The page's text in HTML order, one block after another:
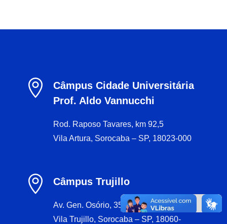

Câmpus Cidade Universitária
Prof. Aldo Vannucchi
Rod. Raposo Tavares, km 92,5
Vila Artura, Sorocaba – SP, 18023-000
 Câmpus Trujillo
Av. Gen. Osório, 35
Vila Trujillo, Sorocaba – SP, 18060-